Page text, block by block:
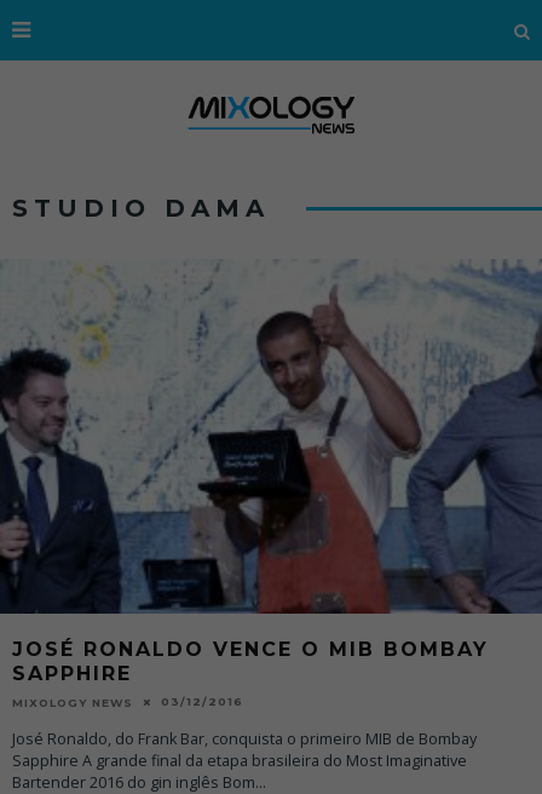
STUDIO DAMA
JOSÉ RONALDO VENCE O MIB BOMBAY
SAPPHIRE
MIXOLOGY NEWS 03/12/2016
José Ronaldo, do Frank Bar, conquista o primeiro MIB de Bombay
Sapphire A grande final da etapa brasileira do Most Imaginative
Bartender 2016 do gin inglês Bom...